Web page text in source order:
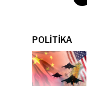
POLITIKA